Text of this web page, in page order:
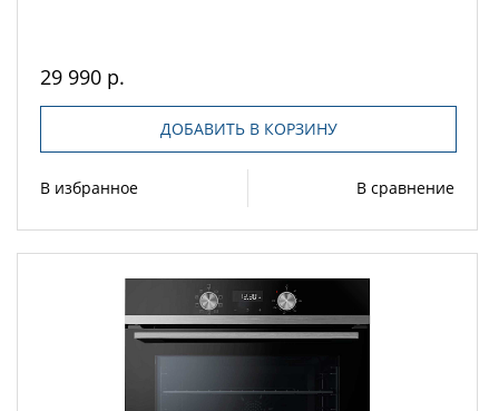
29 990 р.
ДОБАВИТЬ В КОРЗИНУ
В избранное В сравнение